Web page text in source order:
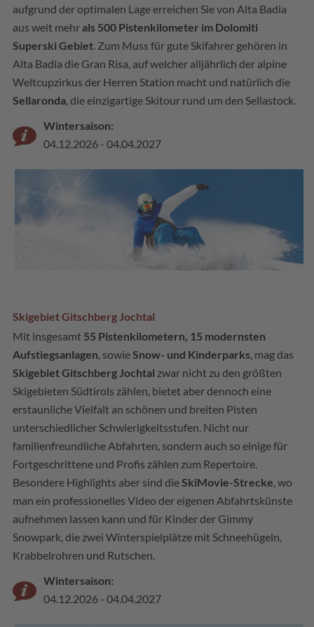
aufgrund der optimalen Lage erreichen Sie von Alta Badia
aus weit mehr als 500 Pistenkilometer im Dolomiti
Superski Gebiet. Zum Muss für gute Skifahrer gehören in
Alta Badia die Gran Risa, auf welcher alljährlich der alpine
Weltcupzirkus der Herren Station macht und natürlich die
Sellaronda, die einzigartige Skitour rund um den Sellastock.
Wintersaison:
04.12.2026 - 04.04.2027
Skigebiet Gitschberg Jochtal
Mit insgesamt 55 Pistenkilometern, 15 modernsten
Aufstiegsanlagen, sowieSnow- und Kinderparks, mag das
Skigebiet Gitschberg Jochtal zwar nicht zu den größten
Skigebieten Südtirols zählen, bietet aber dennoch eine
erstaunliche Vielfalt an schönen und breiten Pisten
unterschiedlicher Schwierigkeitsstufen. Nicht nur
familienfreundliche Abfahrten, sondern auch so einige für
Fortgeschrittene und Profis zählen zum Repertoire.
Besondere Highlights aber sind dieSkiMovie-Strecke, wo
man ein professionelles Video der eigenen Abfahrtskünste
aufnehmen lassen kann und für Kinder der Gimmy
Snowpark, die zwei Winterspielplätze mit Schneehügeln,
Krabbelrohren und Rutschen.
Wintersaison:
04.12.2026 - 04.04.2027